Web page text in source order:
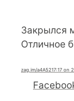
Закрылся
Отличное
zag.im/a4A5217:17 on